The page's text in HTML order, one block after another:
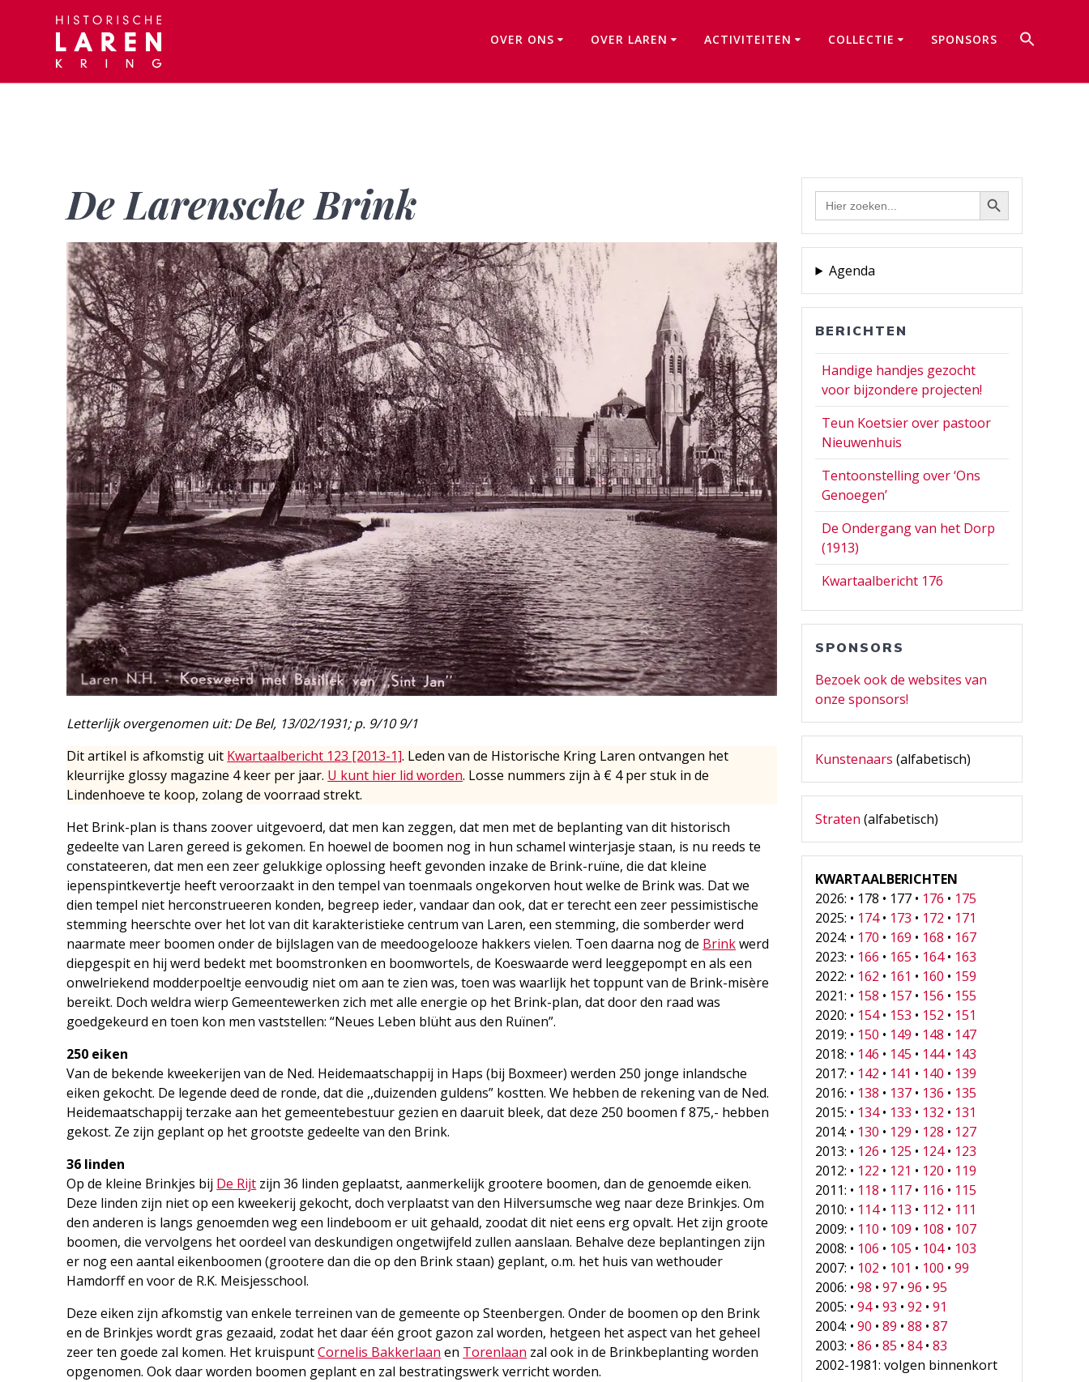
OVER ONS OVER LAREN ACTIVITEITEN COLLECTIE SPONSORS
De Larensche Brink
Letterlijk overgenomen uit: De Bel, 13/02/1931; p. 9/10 9/1
Dit artikel is afkomstig uit Kwartaalbericht 123 [2013-1]. Leden van de Historische Kring Laren ontvangen het
kleurrijke glossy magazine 4 keer per jaar. U kunt hier lid worden. Losse nummers zijn à € 4 per stuk in de
Lindenhoeve te koop, zolang de voorraad strekt.
Het Brink-plan is thans zoover uitgevoerd, dat men kan zeggen, dat men met de beplanting van dit historisch
gedeelte van Laren gereed is gekomen. En hoewel de boomen nog in hun schamel winterjasje staan, is nu reeds te
constateeren, dat men een zeer gelukkige oplossing heeft gevonden inzake de Brink-ruïne, die dat kleine
iepenspintkevertje heeft veroorzaakt in den tempel van toenmaals ongekorven hout welke de Brink was. Dat we
dien tempel niet herconstrueeren konden, begreep ieder, vandaar dan ook, dat er terecht een zeer pessimistische
stemming heerschte over het lot van dit karakteristieke centrum van Laren, een stemming, die somberder werd
naarmate meer boomen onder de bijlslagen van de meedoogelooze hakkers vielen. Toen daarna nog de Brinkwerd
diepgespit en hij werd bedekt met boomstronken en boomwortels, de Koeswaarde werd leeggepompt en als een
onwelriekend modderpoeltje eenvoudig niet om aan te zien was, toen was waarlijk het toppunt van de Brink-misère
bereikt. Doch weldra wierp Gemeentewerken zich met alle energie op het Brink-plan, dat door den raad was
goedgekeurd en toen kon men vaststellen: “Neues Leben blüht aus den Ruïnen”.
250 eiken
Van de bekende kweekerijen van de Ned. Heidemaatschappij in Haps (bij Boxmeer) werden 250 jonge inlandsche
eiken gekocht. De legende deed de ronde, dat die ,,duizenden guldens” kostten. We hebben de rekening van de Ned.
Heidemaatschappij terzake aan het gemeentebestuur gezien en daaruit bleek, dat deze 250 boomen f 875,- hebben
gekost. Ze zijn geplant op het grootste gedeelte van den Brink.
36 linden
Op de kleine Brinkjes bij De Rijt zijn 36 linden geplaatst, aanmerkelijk grootere boomen, dan de genoemde eiken.
Deze linden zijn niet op een kweekerij gekocht, doch verplaatst van den Hilversumsche weg naar deze Brinkjes. Om
den anderen is langs genoemden weg een lindeboom er uit gehaald, zoodat dit niet eens erg opvalt. Het zijn groote
boomen, die vervolgens het oordeel van deskundigen ongetwijfeld zullen aanslaan. Behalve deze beplantingen zijn
er nog een aantal eikenboomen (grootere dan die op den Brink staan) geplant, o.m. het huis van wethouder
Hamdorff en voor de R.K. Meisjesschool.
Deze eiken zijn afkomstig van enkele terreinen van de gemeente op Steenbergen. Onder de boomen op den Brink
en de Brinkjes wordt gras gezaaid, zodat het daar één groot gazon zal worden, hetgeen het aspect van het geheel
zeer ten goede zal komen. Het kruispuntCornelis Bakkerlaan en Torenlaan zal ook in de Brinkbeplanting worden
opgenomen. Ook daar worden boomen geplant en zal bestratingswerk verricht worden.
Zoek
naar:
Zoekknop
Agenda
BERICHTEN
Handige handjes gezocht
voor bijzondere projecten!
Teun Koetsier over pastoor
Nieuwenhuis
Tentoonstelling over ‘Ons
Genoegen’
De Ondergang van het Dorp
(1913)
Kwartaalbericht 176
SPONSORS
Bezoek ook de websites van
onze sponsors!
Kunstenaars (alfabetisch)
Straten (alfabetisch)
KWARTAALBERICHTEN
2026: • 178 • 177 • 176 • 175
2025: • 174• 173 • 172 • 171
2024: • 170 • 169 • 168 • 167
2023: • 166 • 165 • 164• 163
2022: • 162 • 161 • 160 • 159
2021: • 158 • 157 • 156 • 155
2020: • 154• 153 • 152 • 151
2019: • 150 • 149 • 148 • 147
2018: • 146 • 145 • 144• 143
2017: • 142 • 141 • 140 • 139
2016: • 138 • 137 • 136 • 135
2015: • 134• 133 • 132 • 131
2014: • 130 • 129 • 128 • 127
2013: • 126 • 125 • 124• 123
2012: • 122 • 121 • 120 • 119
2011: • 118 • 117 • 116 • 115
2010: • 114• 113 • 112 • 111
2009: • 110 • 109 • 108 • 107
2008: • 106 • 105 • 104• 103
2007: • 102 • 101 • 100 •99
2006: •98 •97 •96 •95
2005: •94•93 •92 •91
2004: •90 •89 •88 •87
2003: •86 •85 •84•83
2002-1981: volgen binnenkort